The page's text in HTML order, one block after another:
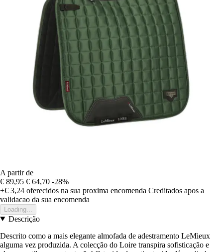
A partir de
€ 89,95 € 64,70 -28%
+€ 3,24 oferecidos na sua proxima encomenda Creditados apos a
validacao da sua encomenda
Loading...
Descrição
Descrito como a mais elegante almofada de adestramento LeMieux
alguma vez produzida. A colecção do Loire transpira sofisticação e